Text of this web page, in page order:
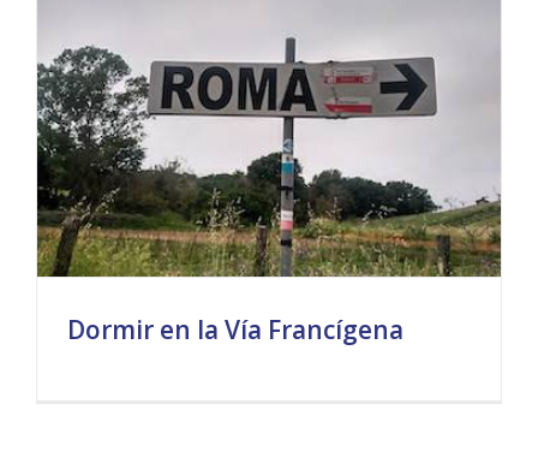
Dormir en la Vía Francígena